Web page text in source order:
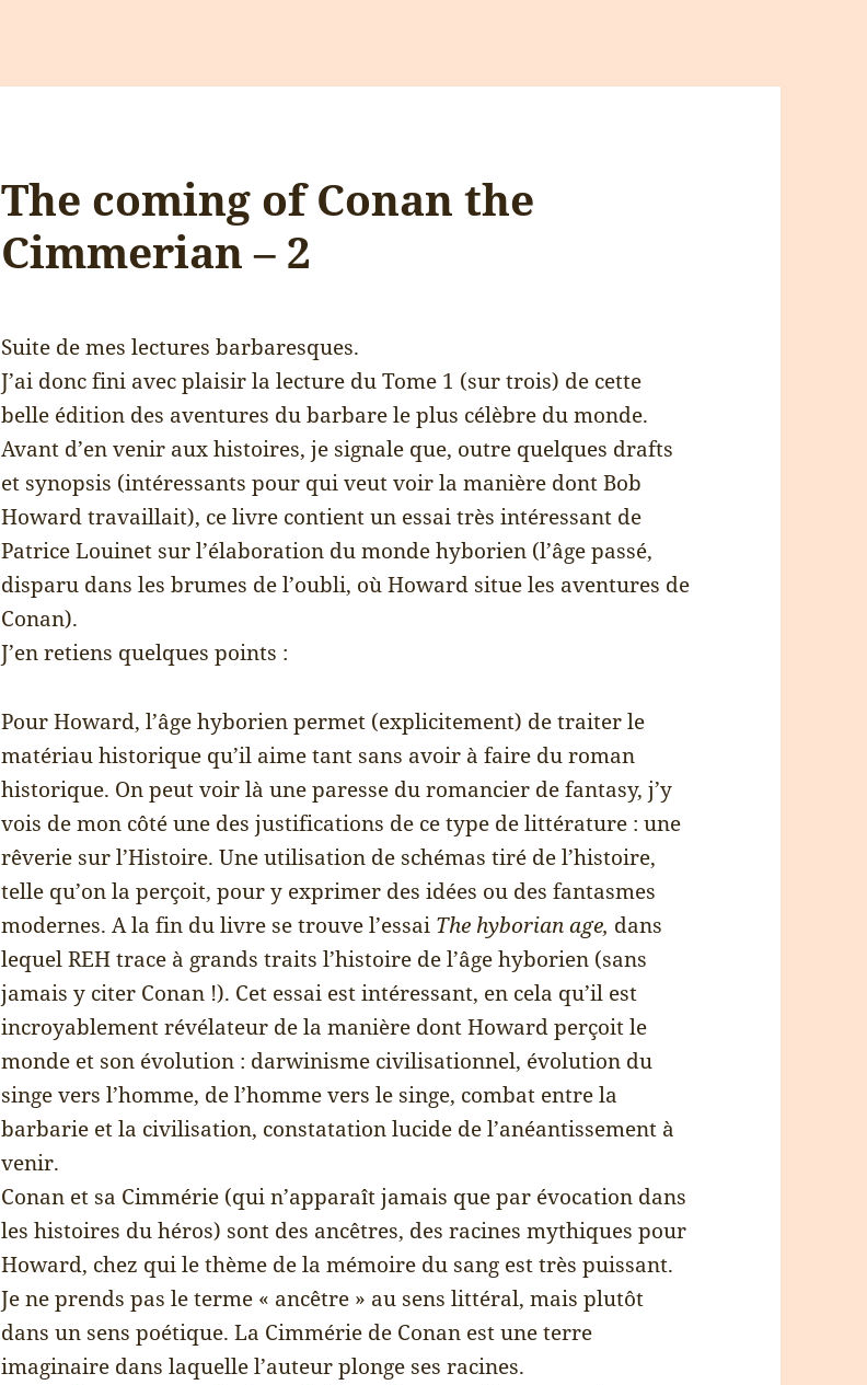
The coming of Conan the
Cimmerian – 2
Suite de mes lectures barbaresques.
J’ai donc fini avec plaisir la lecture du Tome 1 (sur trois) de cette
belle édition des aventures du barbare le plus célèbre du monde.
Avant d’en venir aux histoires, je signale que, outre quelques drafts
et synopsis (intéressants pour qui veut voir la manière dont Bob
Howard travaillait), ce livre contient un essai très intéressant de
Patrice Louinet sur l’élaboration du monde hyborien (l’âge passé,
disparu dans les brumes de l’oubli, où Howard situe les aventures de
Conan).
J’en retiens quelques points :
Pour Howard, l’âge hyborien permet (explicitement) de traiter le
matériau historique qu’il aime tant sans avoir à faire du roman
historique. On peut voir là une paresse du romancier de fantasy, j’y
vois de mon côté une des justifications de ce type de littérature : une
rêverie sur l’Histoire. Une utilisation de schémas tiré de l’histoire,
telle qu’on la perçoit, pour y exprimer des idées ou des fantasmes
modernes. A la fin du livre se trouve l’essai The hyborian age, dans
lequel REH trace à grands traits l’histoire de l’âge hyborien (sans
jamais y citer Conan !). Cet essai est intéressant, en cela qu’il est
incroyablement révélateur de la manière dont Howard perçoit le
monde et son évolution : darwinisme civilisationnel, évolution du
singe vers l’homme, de l’homme vers le singe, combat entre la
barbarie et la civilisation, constatation lucide de l’anéantissement à
venir.
Conan et sa Cimmérie (qui n’apparaît jamais que par évocation dans
les histoires du héros) sont des ancêtres, des racines mythiques pour
Howard, chez qui le thème de la mémoire du sang est très puissant.
Je ne prends pas le terme « ancêtre » au sens littéral, mais plutôt
dans un sens poétique. La Cimmérie de Conan est une terre
imaginaire dans laquelle l’auteur plonge ses racines.